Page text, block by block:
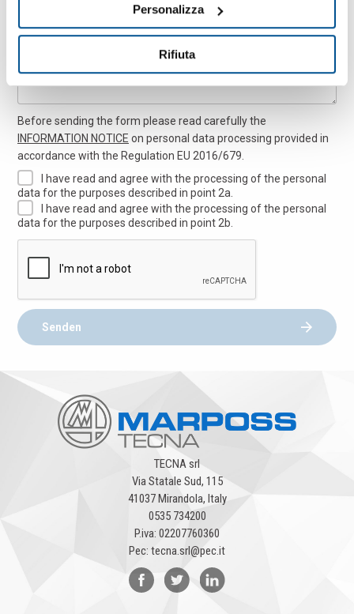
Personalizza
Rifiuta
Before sending the form please read carefully the
INFORMATION NOTICE on personal data processing provided in
accordance with the Regulation EU 2016/679.
I have read and agree with the processing of the personal
data for the purposes described in point 2a.
I have read and agree with the processing of the personal
data for the purposes described in point 2b.
Senden
TECNA srl
Via Statale Sud, 115
41037 Mirandola, Italy
0535 734200
P.iva: 02207760360
Pec: tecna.srl@pec.it